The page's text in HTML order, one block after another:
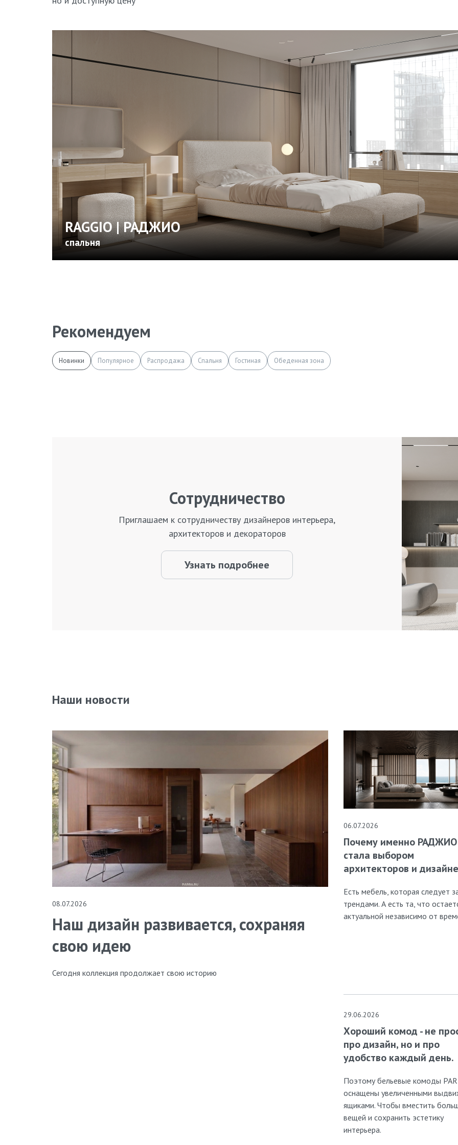
RAGGIO | РАДЖИО
спальня
Рекомендуем
Новинки Популярное Распродажа Спальня Гостиная Обеденная зона
Сотрудничество
Приглашаем к сотрудничеству дизайнеров интерьера,
архитекторов и декораторов
Узнать подробнее
Наши новости
08.07.2026
Наш дизайн развивается, сохраняя
свою идею
Сегодня коллекция продолжает свою историю
06.07.2026
Почему именно РАДЖИО
стала выбором
архитекторов и
Есть мебель, которая следует
трендами. А есть та, что
актуальной независимо от
29.06.2026
Хороший комод - не
про дизайн, но и про
удобство каждый день.
Поэтому бельевые комоды
оснащены увеличенными
ящиками. Чтобы вместить
вещей и сохранить эстетику
интерьера.